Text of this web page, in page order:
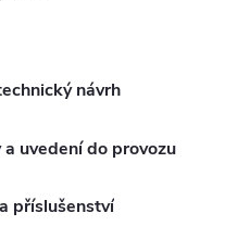
návrh
uvedení do provozu
příslušenství